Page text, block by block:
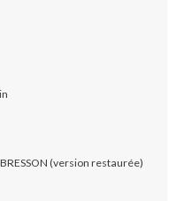
(version restaurée)